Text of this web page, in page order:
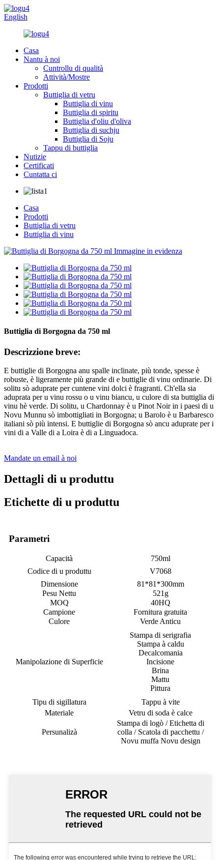
English
Casa
Nantu à noi
Cuntrollu di qualità
Attività/Mostre
Prodotti
Buttiglia di vetru
Buttiglia di vinu
Buttiglia di spiritu
Buttiglia d'oliu d'oliva
Buttiglia di suchju
Buttiglia di Soju
Tappu di buttiglia
Nutizie
Certificati
Cuntatta ci
Casa
Prodotti
Buttiglia di vetru
Buttiglia di vinu
Buttiglia di Borgogna da 750 ml
Descrizzione breve:
E buttiglie di Borgogna anu spalle inclinate, più tonde, spesse è
robuste, è ligeramente più grande di e buttiglie di vinu ordinarie. Di
solitu sò aduprate per cuntene vini dolci è fragranti. Ch'ella sia
aduprata per u vinu rossu o u vinu biancu, u culore di sta buttiglia di
vinu hè verde. Di solitu, u Chardonnay è u Pinot Noir in i paesi di u
Novu Munnu sò imbottigliati in Borgogna; u Barolo è u Barbaresco
italiani sò più intensi. E buttiglie di Borgogna sò ancu aduprate per i
vini di a Valle di a Loira è di a Linguadoca.
Mandate un email à noi
Dettagli di u produttu
Etichette di u produttu
Parametri
Capacità
750ml
Codice di u produttu
V7068
Dimensione
81*81*300mm
Pesu Nettu
521g
MOQ
40HQ
Campione
Fornitura gratuita
Culore
Verde Anticu
Manipolazione di Superficie
Stampa di serigrafia
Stampa à caldu
Decalcomania
Incisione
Brina
Mattu
Pittura
Tipu di sigillatura
Tappu à vite
Materiale
Vetru di soda è calce
Persunalizà
Stampa di logò / Etichetta di
colla / Scatola di pacchettu /
Novu muffa Novu design